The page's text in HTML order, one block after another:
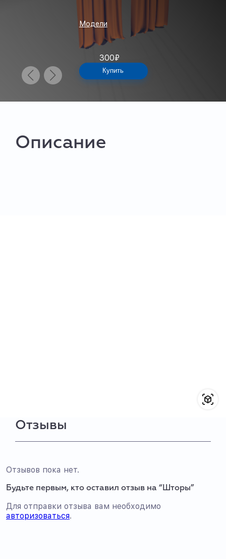
Модели
300₽
Купить
Описание
Отзывы
Отзывов пока нет.
Будьте первым, кто оставил отзыв на “Шторы”
Для отправки отзыва вам необходимо
авторизоваться.